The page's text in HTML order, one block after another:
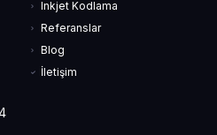
Inkjet Kodlama
Referanslar
Blog
İletişim